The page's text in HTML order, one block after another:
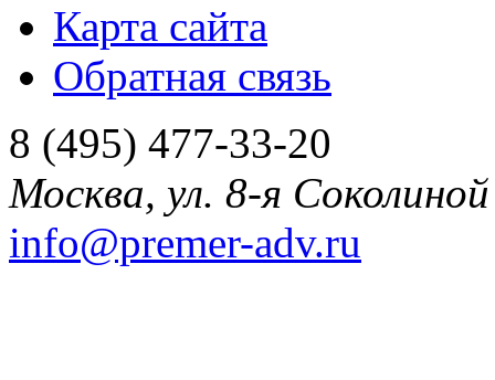
Карта сайта
Обратная связь
8 (495) 477-33-20
Москва, ул. 8-я
info@premer-adv.ru